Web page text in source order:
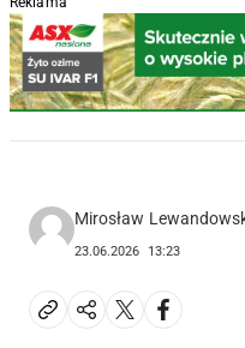
Mirosław
23.06.2026 13:23